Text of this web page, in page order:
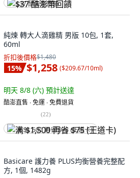
$37 酷澎幣回饋
純煉 轉大人滴雞精 男版 10包, 1套,
60ml
折扣後價格$1,480
15% $1,258 ($209.67/10ml)
明天 8/8 (六) 預計送達
酷澎直售 ∙ 免運 ∙ 免費退貨
(22)
满 $1,500 再省 $75 (王道卡)
Basicare 護力養 PLUS均衡營養完整配
方, 1個, 1482g